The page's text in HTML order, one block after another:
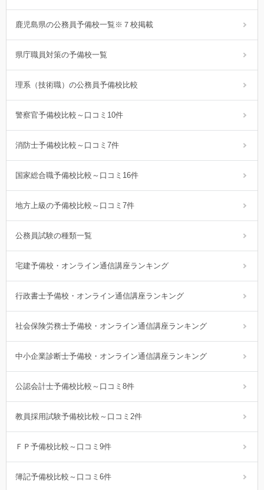
鹿児島県の公務員予備校一覧※７校掲載
県庁職員対策の予備校一覧
理系（技術職）の公務員予備校比較
警察官予備校比較～口コミ10件
消防士予備校比較～口コミ7件
国家総合職予備校比較～口コミ16件
地方上級の予備校比較～口コミ7件
公務員試験の種類一覧
宅建予備校・オンライン通信講座ランキング
行政書士予備校・オンライン通信講座ランキング
社会保険労務士予備校・オンライン通信講座ランキング
中小企業診断士予備校・オンライン通信講座ランキング
公認会計士予備校比較～口コミ8件
教員採用試験予備校比較～口コミ2件
ＦＰ予備校比較～口コミ9件
簿記予備校比較～口コミ6件